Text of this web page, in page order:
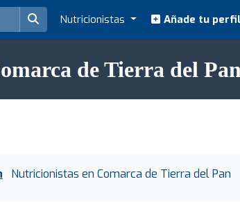
Nutricionistas Añade tu
de Tierra del Pan
Nutricionistas en Comarca de Tierra del Pan